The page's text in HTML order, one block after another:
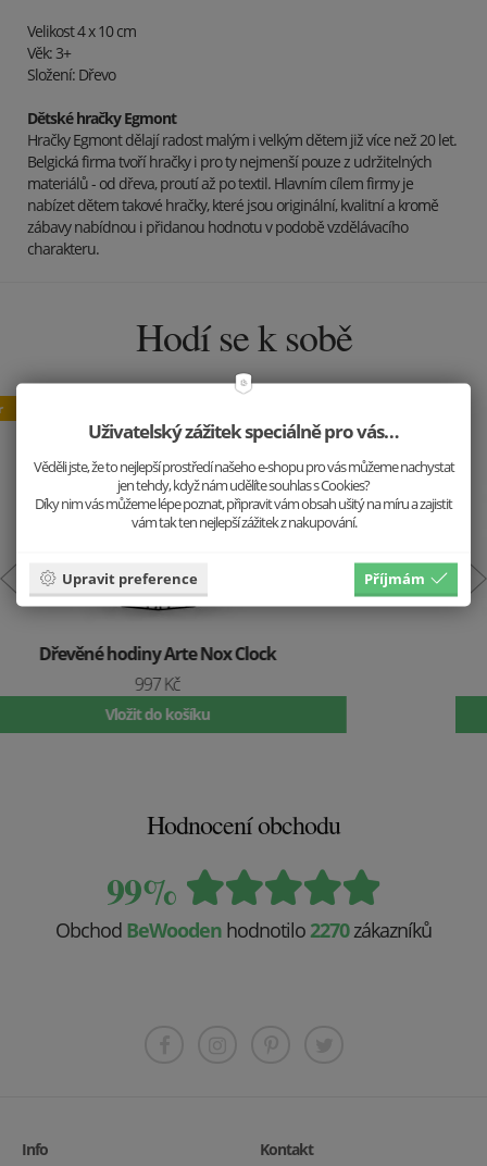
Velikost 4 x 10 cm
Věk: 3+
Složení: Dřevo
Dětské hračky Egmont
Hračky Egmont dělají radost malým i velkým dětem již více než 20 let.
Belgická firma tvoří hračky i pro ty nejmenší pouze z udržitelných
materiálů - od dřeva, proutí až po textil. Hlavním cílem firmy je
nabízet dětem takové hračky, které jsou originální, kvalitní a kromě
zábavy nabídnou i přidanou hodnotu v podobě vzdělávacího
charakteru.
Hodí se k sobě
Dřevěné náušnice Liška
Vložit do košíku
Hodnocení obchodu
99%
Obchod BeWooden hodnotilo 2270zákazníků
Info Kontakt
Uživatelský zážitek speciálně pro vás…
Věděli jste, že to nejlepší prostředí našeho e-shopu pro vás můžeme nachystat
jen tehdy, když nám udělíte souhlas s Cookies?
Díky nim vás můžeme lépe poznat, připravit vám obsah ušitý na míru a zajistit
vám tak ten nejlepší zážitek z nakupování.
Upravit preference Příjmám